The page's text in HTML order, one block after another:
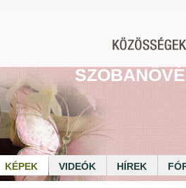
KÉPEK VIDEÓK HÍREK